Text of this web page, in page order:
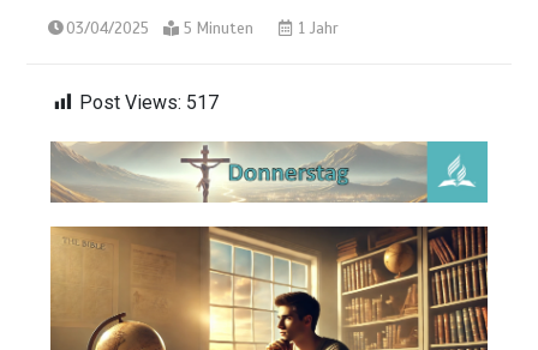
03/04/2025 5 Minuten 1 Jahr
Post Views: 517